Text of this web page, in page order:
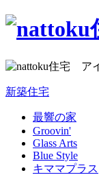
新築住宅
最響の家
Groovin'
Glass Arts
Blue Style
キママプラス